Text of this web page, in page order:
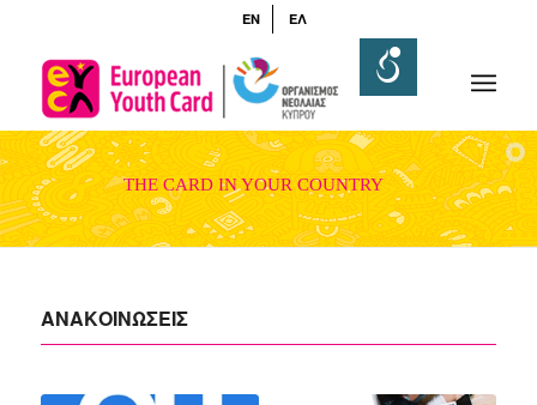
EN ΕΛ
THE CARD IN YOUR COUNTRY
ΑΝΑΚΟΙΝΩΣΕΙΣ